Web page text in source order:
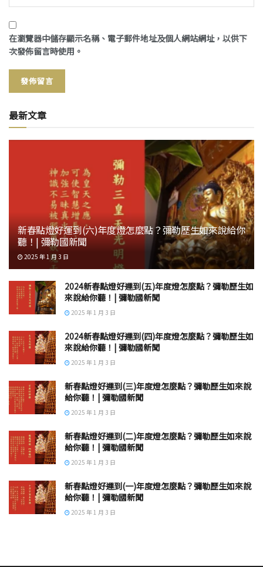
在瀏覽器中儲存顯示名稱、電子郵件地址及個人網站網址，以供下
次發佈留言時使用。
最新文章
新春點燈好運到(六)年度燈怎麼點？彌勒歷生如來說給你
聽！| 彌勒國新聞
2025 年 1 月 3 日
2024新春點燈好運到(五)年度燈怎麼點？彌勒歷生如
來說給你聽！| 彌勒國新聞
2025 年 1 月 3 日
2024新春點燈好運到(四)年度燈怎麼點？彌勒歷生如
來說給你聽！| 彌勒國新聞
2025 年 1 月 3 日
新春點燈好運到(三)年度燈怎麼點？彌勒歷生如來說
給你聽！| 彌勒國新聞
2025 年 1 月 3 日
新春點燈好運到(二)年度燈怎麼點？彌勒歷生如來說
給你聽！| 彌勒國新聞
2025 年 1 月 3 日
新春點燈好運到(一)年度燈怎麼點？彌勒歷生如來說
給你聽！| 彌勒國新聞
2025 年 1 月 3 日